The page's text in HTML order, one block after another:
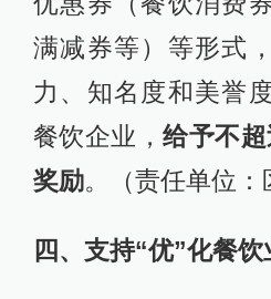
满减券等）等形式
力、知名度和美誉
餐饮企业，给予不
奖励。（责任单位：
四、支持“优”化餐